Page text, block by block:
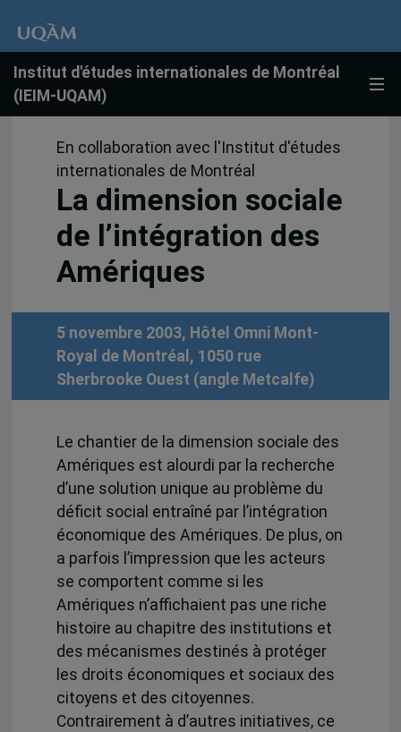
Institut d'études internationales de Montréal
(IEIM-UQAM)
En collaboration avec l'Institut d'études
internationales de Montréal
La dimension sociale
de l’intégration des
Amériques
5 novembre 2003, Hôtel Omni Mont-
Royal de Montréal, 1050 rue
Sherbrooke Ouest (angle Metcalfe)
Le chantier de la dimension sociale des
Amériques est alourdi par la recherche
d’une solution unique au problème du
déficit social entraîné par l’intégration
économique des Amériques. De plus, on
a parfois l’impression que les acteurs
se comportent comme si les
Amériques n’affichaient pas une riche
histoire au chapitre des institutions et
des mécanismes destinés à protéger
les droits économiques et sociaux des
citoyens et des citoyennes.
Contrairement à d’autres initiatives, ce